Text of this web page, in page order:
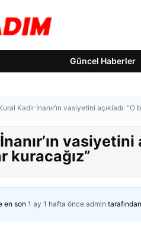
Güncel Haberler
Kadir İnanır’ın vasiyetini açıkladı:
vasiyetini
kuracağız”
en son 1 ay 1 hafta önce admin